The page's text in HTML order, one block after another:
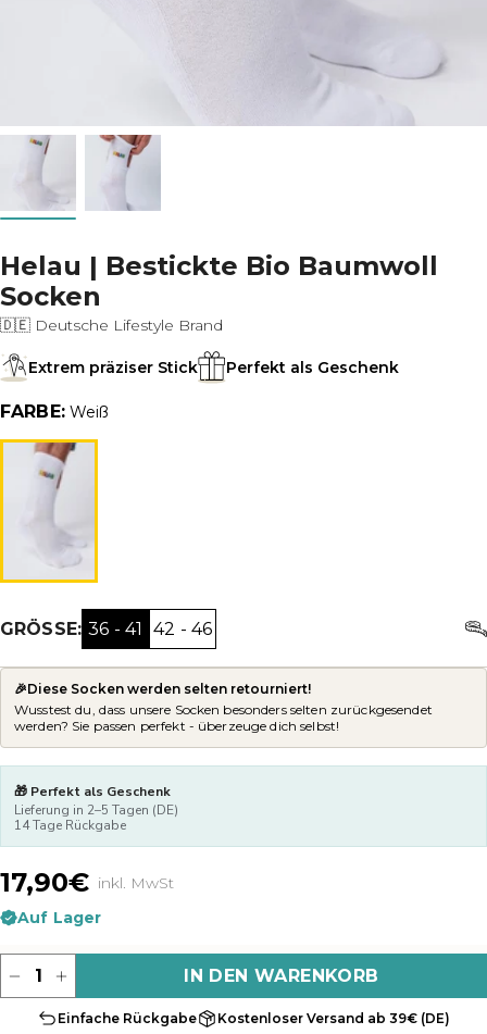
Helau | Bestickte Bio Baumwoll
Socken
🇩🇪 Deutsche Lifestyle Brand
Extrem präziser Stick Perfekt als Geschenk
FARBE: Weiß
GRÖSSE: 36 - 41 42 - 46
🎉Diese Socken werden selten retourniert!
Wusstest du, dass unsere Socken besonders selten zurückgesendet
werden? Sie passen perfekt - überzeuge dich selbst!
🎁 Perfekt als Geschenk
Lieferung in 2–5 Tagen (DE)
14 Tage Rückgabe
17,90€ inkl. MwSt
Auf Lager
IN DEN WARENKORB
Einfache Rückgabe Kostenloser Versand ab 39€ (DE)